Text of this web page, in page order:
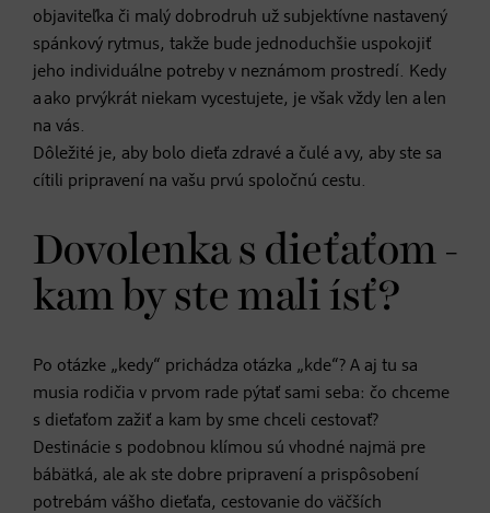
objaviteľka či malý dobrodruh už subjektívne nastavený
spánkový rytmus, takže bude jednoduchšie uspokojiť
jeho individuálne potreby v neznámom prostredí. Kedy
a ako prvýkrát niekam vycestujete, je však vždy len a len
na vás.
Dôležité je, aby bolo dieťa zdravé a čulé a vy, aby ste sa
cítili pripravení na vašu prvú spoločnú cestu.
Dovolenka s dieťaťom -
kam by ste mali ísť?
Po otázke „kedy“ prichádza otázka „kde“? A aj tu sa
musia rodičia v prvom rade pýtať sami seba: čo chceme
s dieťaťom zažiť a kam by sme chceli cestovať?
Destinácie s podobnou klímou sú vhodné najmä pre
bábätká, ale ak ste dobre pripravení a prispôsobení
potrebám vášho dieťaťa, cestovanie do väčších